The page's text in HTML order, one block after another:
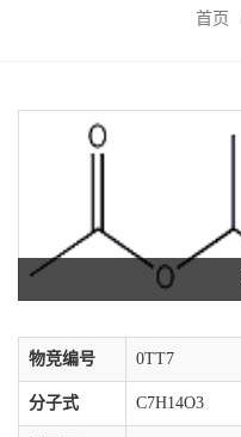
首页
物竞编号 0TT7
分子式 C7H14O3